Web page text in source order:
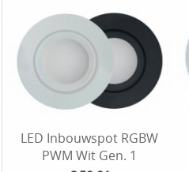
LED Inbouwspot RGBW
PWM Wit Gen. 1